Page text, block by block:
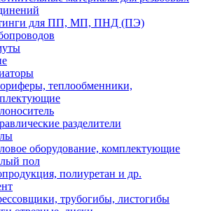
для ПП, МП, ПНД (ПЭ)
теплообменники,
разделители
оборудование, комплектующие
пол
полиуретан и др.
трубогибы, листогибы